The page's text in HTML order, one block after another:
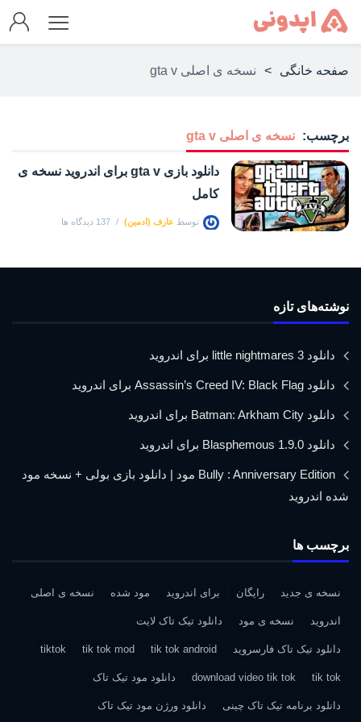
صفحه خانگی > نسخه ی اصلی gta v
برچسب: نسخه ی اصلی gta v
دانلود بازی gta v برای اندروید نسخه ی
کامل
توسط عارف (ادمین) 137 دیدگاه ها
نوشته‌های تازه
دانلود little nightmares 3 برای اندروید
دانلود Assassin’s Creed IV: Black Flag برای اندروید
دانلود Batman: Arkham City برای اندروید
دانلود Blasphemous 1.9.0 برای اندروید
Bully : Anniversary Edition مود | دانلود بازی بولی + نسخه مود
شده اندروید
برچسب ها
نسخه ی جدید رایگان برای اندروید مود شده نسخه ی اصلی
اندروید نسخه ی مود دانلود تیک تاک لایت
دانلود تیک تاک فارسروید tik tok android
tik tok mod
tiktok
tik tok
download video tik tok دانلود مود تیک تاک
دانلود برنامه تیک تاک چینی دانلود ورژن مود تیک تاک